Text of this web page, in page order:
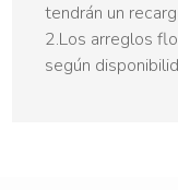
tendrán un
2.Los arreglos
según